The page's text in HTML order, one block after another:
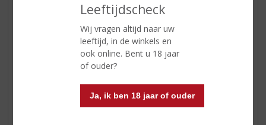
Leeftijdscheck
Wij vragen altijd naar uw
leeftijd, in de winkels en
ook online. Bent u 18 jaar
of ouder?
Ja, ik ben 18 jaar of ouder
licht bloemig en fris met veel
fruitige aroma’s en tonen van
mout, honing en citrus
licht zoet met aroma’s van
zacht met een zweem van turf en
eiken.